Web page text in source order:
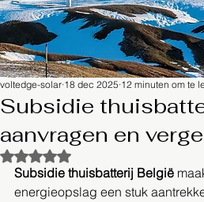
Subsidie
aanvragen en
voltedge-solar 18 dec 2025 12 minuten om te
Beoordeeld met NaN uit 5 sterren.
Subsidie thuisbatterij België
energieopslag een stuk